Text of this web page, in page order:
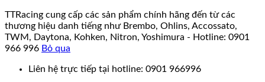
TTRacing cung cấp các sản phẩm chính hãng đến từ các
thương hiệu danh tiếng như Brembo, Ohlins, Accossato,
TWM, Daytona, Kohken, Nitron, Yoshimura - Hotline: 0901
966 996 Bỏ qua
Liên hệ trực tiếp tại hotline: 0901 966996